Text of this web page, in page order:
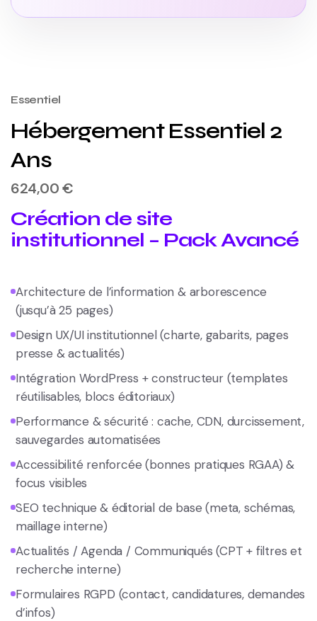
Essentiel
Hébergement Essentiel 2
Ans
624,00€
Création de site
institutionnel – Pack Avancé
Architecture de l’information & arborescence
(jusqu’à 25 pages)
Design UX/UI institutionnel (charte, gabarits, pages
presse & actualités)
Intégration WordPress + constructeur (templates
réutilisables, blocs éditoriaux)
Performance & sécurité : cache, CDN, durcissement,
sauvegardes automatisées
Accessibilité renforcée (bonnes pratiques RGAA) &
focus visibles
SEO technique & éditorial de base (meta, schémas,
maillage interne)
Actualités / Agenda / Communiqués (CPT + filtres et
recherche interne)
Formulaires RGPD (contact, candidatures, demandes
d’infos)